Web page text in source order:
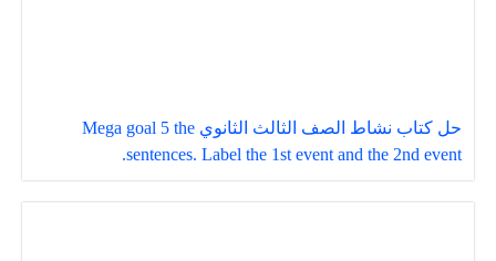
حل كتاب نشاط الصف الثالث الثانوي Mega goal 5 the
sentences. Label the 1st event and the 2nd event.